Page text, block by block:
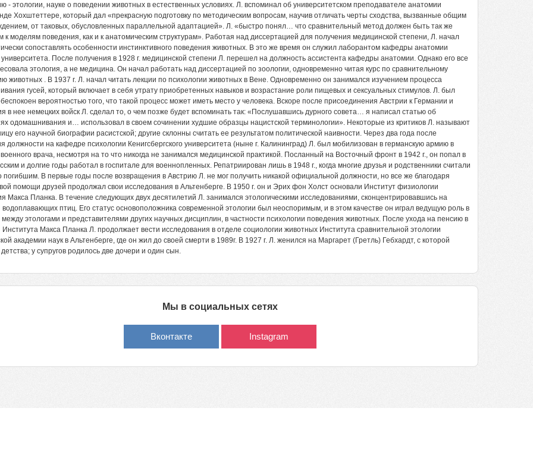
- этологии, науке о поведении животных в естественных условиях. Л. вспоминал об университетском преподавателе анатомии
Хохштеттере, который дал «прекрасную подготовку по методическим вопросам, научив отличать черты сходства, вызванные общим
от таковых, обусловленных параллельной адаптацией». Л. «быстро понял… что сравнительный метод должен быть так же
к моделям поведения, как и к анатомическим структурам». Работая над диссертацией для получения медицинской степени, Л. начал
сопоставлять особенности инстинктивного поведения животных. В это же время он служил лаборантом кафедры анатомии
университета. После получения в 1928 г. медицинской степени Л. перешел на должность ассистента кафедры анатомии. Однако его все
этология, а не медицина. Он начал работать над диссертацией по зоологии, одновременно читая курс по сравнительному
животных . В 1937 г. Л. начал читать лекции по психологии животных в Вене. Одновременно он занимался изучением процесса
гусей, который включает в себя утрату приобретенных навыков и возрастание роли пищевых и сексуальных стимулов. Л. был
вероятностью того, что такой процесс может иметь место у человека. Вскоре после присоединения Австрии к Германии и
в нее немецких войск Л. сделал то, о чем позже будет вспоминать так: «Послушавшись дурного совета… я написал статью об
одомашнивания и… использовал в своем сочинении худшие образцы нацистской терминологии». Некоторые из критиков Л. называют
его научной биографии расистской; другие склонны считать ее результатом политической наивности. Через два года после
должности на кафедре психологии Кенигсбергского университета (ныне г. Калининград) Л. был мобилизован в германскую армию в
военного врача, несмотря на то что никогда не занимался медицинской практикой. Посланный на Восточный фронт в 1942 г., он попал в
и долгие годы работал в госпитале для военнопленных. Репатриирован лишь в 1948 г., когда многие друзья и родственники считали
погибшим. В первые годы после возвращения в Австрию Л. не мог получить никакой официальной должности, но все же благодаря
помощи друзей продолжал свои исследования в Альтенберге. В 1950 г. он и Эрих фон Холст основали Институт физиологии
Макса Планка. В течение следующих двух десятилетий Л. занимался этологическими исследованиями, сконцентрировавшись на
водоплавающих птиц. Его статус основоположника современной этологии был неоспоримым, и в этом качестве он играл ведущую роль в
между этологами и представителями других научных дисциплин, в частности психологии поведения животных. После ухода на пенсию в
Института Макса Планка Л. продолжает вести исследования в отделе социологии животных Института сравнительной этологии
академии наук в Альтенберге, где он жил до своей смерти в 1989г. В 1927 г. Л. женился на Маргарет (Гретль) Гебхардт, с которой
у супругов родилось две дочери и один сын.
Мы в социальных сетях
Вконтакте Instagram